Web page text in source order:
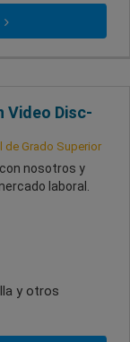
Video Disc-
de Grado Superior
nosotros y
laboral.
y otros